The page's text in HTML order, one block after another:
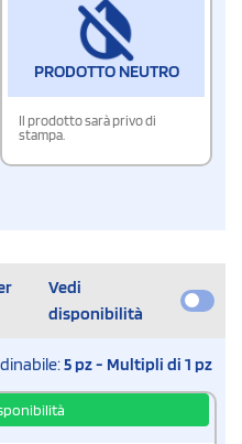
PRODOTTO NEUTRO
Il prodotto sarà privo di
stampa.
Vedi
disponibilità
5 pz - Multipli di 1 pz